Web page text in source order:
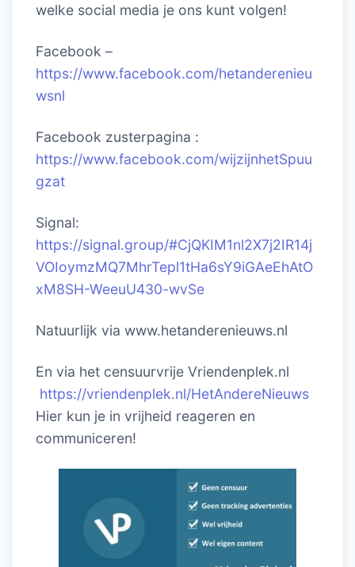
welke social media je ons kunt volgen!
Facebook –
https://www.facebook.com/hetanderenieu
wsnl
Facebook zusterpagina :
https://www.facebook.com/wijzijnhetSpuu
gzat
Signal:
https://signal.group/#CjQKIM1nl2X7j2IR14j
VOIoymzMQ7MhrTepl1tHa6sY9iGAeEhAtO
xM8SH-WeeuU430-wvSe
Natuurlijk via www.hetanderenieuws.nl
En via het censuurvrije Vriendenplek.nl
https://vriendenplek.nl/HetAndereNieuws
Hier kun je in vrijheid reageren en
communiceren!